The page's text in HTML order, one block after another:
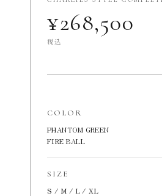
¥268,500
税込
COLOR
PHANTOM GREEN
FIRE BALL
SIZE
S / M / L / XL